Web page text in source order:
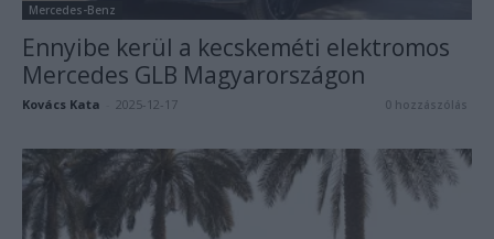
Mercedes-Benz
Ennyibe kerül a kecskeméti elektromos
Mercedes GLB Magyarországon
Kovács Kata 2025-12-17 0 hozzászólás